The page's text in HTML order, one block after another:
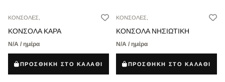
ΚΟΝΣΟΛΕΣ,
ΚΟΝΣΟΛΑ KAPA
Ν/Α / ημέρα
ΠΡΟΣΘΗΚΗ ΣΤΟ ΚΑΛΑΘΙ
ΚΟΝΣΟΛΕΣ,
ΚΟΝΣΟΛΑ ΝΗΣΙΩΤΙΚΗ
Ν/Α / ημέρα
ΠΡΟΣΘΗΚΗ ΣΤΟ ΚΑΛΑΘΙ